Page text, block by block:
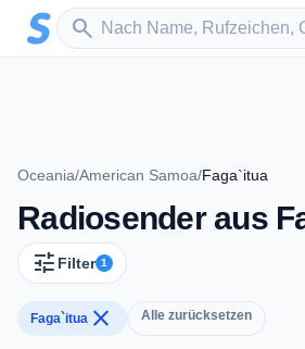
Zum Hauptinhalt springen
search
Sender suchen
Oceania/American Samoa/Faga`itua
Radiosender aus
tune Filter 1
Faga`itua close Alle zurücksetzen